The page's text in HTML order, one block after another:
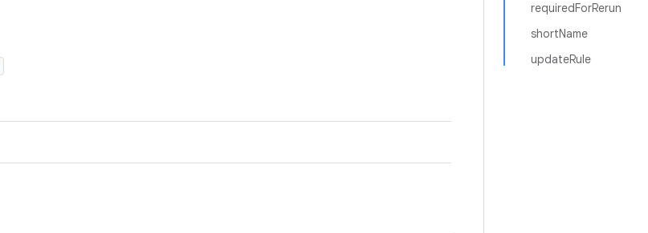
requiredForRerun
shortName
updateRule